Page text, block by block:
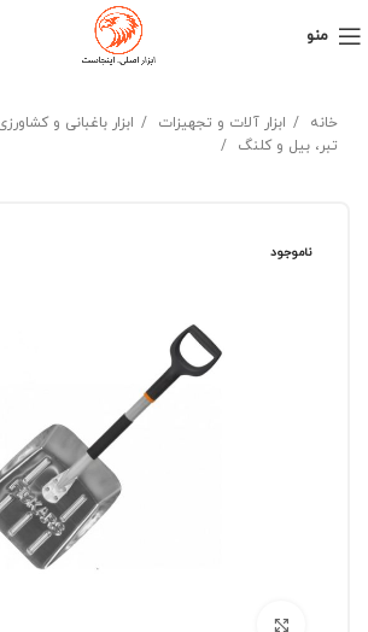
منو
خانه ابزار آلات و تجهیزات
ابزار باغبانی و
تبر، بیل و کلنگ
ناموجود